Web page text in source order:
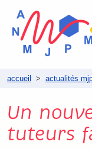
accueil > actualités
Un
tuteurs